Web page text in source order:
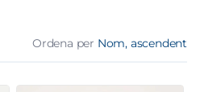
Ordena per Nom, ascendent